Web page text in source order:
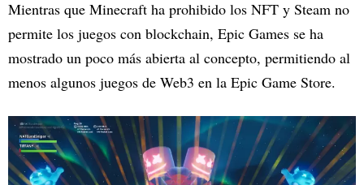
Mientras que Minecraft ha prohibido los NFT y Steam no
permite los juegos con blockchain, Epic Games se ha
mostrado un poco más abierta al concepto, permitiendo al
menos algunos juegos de Web3 en la Epic Game Store.